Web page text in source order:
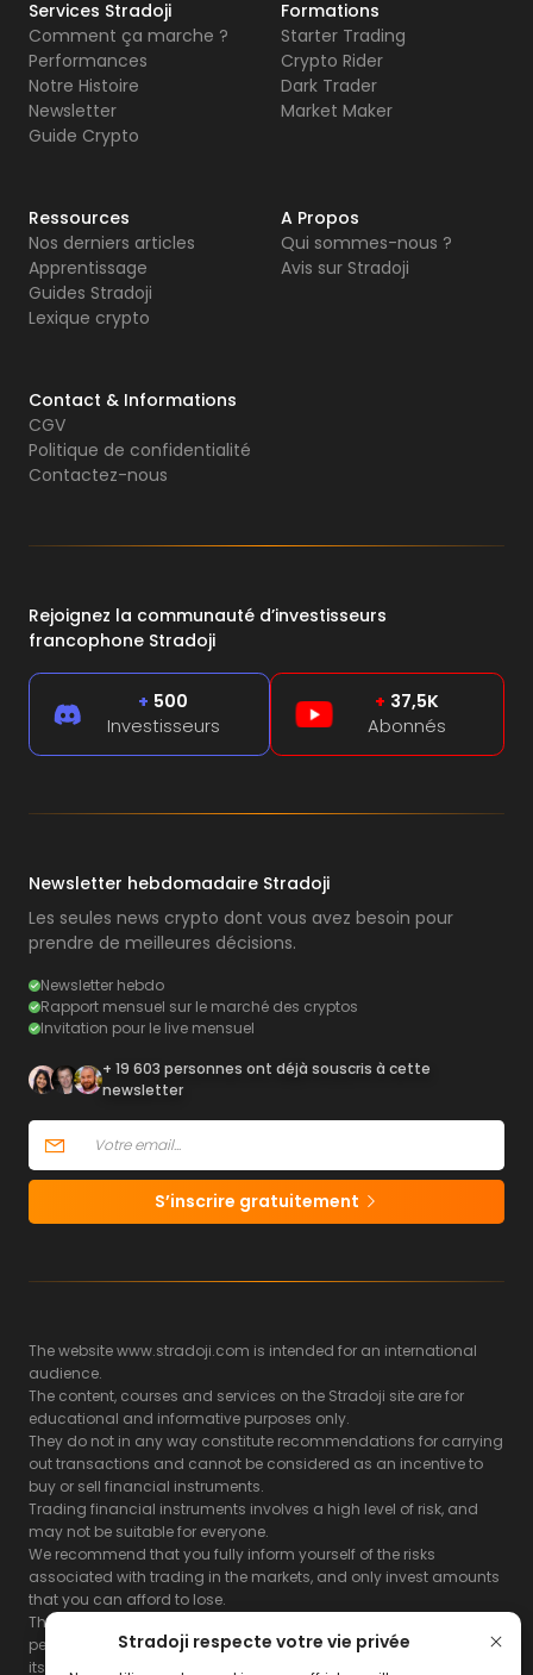
Stradoji respecte votre vie privée
Services Stradoji
Comment ça marche ?
Performances
Notre Histoire
Newsletter
Guide Crypto
Formations
Starter Trading
Crypto Rider
Dark Trader
Market Maker
Ressources
Nos derniers articles
Apprentissage
Guides Stradoji
Lexique crypto
A Propos
Qui sommes-nous ?
Avis sur Stradoji
Contact & Informations
CGV
Politique de confidentialité
Contactez-nous
Rejoignez la communauté d’investisseurs
francophone Stradoji
+ 500
Investisseurs
+ 37,5K
Abonnés
Newsletter hebdomadaire Stradoji
Les seules news crypto dont vous avez besoin pour
prendre de meilleures décisions.
Newsletter hebdo
Rapport mensuel sur le marché des cryptos
Invitation pour le live mensuel
+ 19 603 personnes ont déjà souscris à cette
newsletter
S’inscrire gratuitement
The website www.stradoji.com is intended for an international
audience.
The content, courses and services on the Stradoji site are for
educational and informative purposes only.
They do not in any way constitute recommendations for carrying
out transactions and cannot be considered as an incentive to
buy or sell financial instruments.
Trading financial instruments involves a high level of risk, and
may not be suitable for everyone.
We recommend that you fully inform yourself of the risks
associated with trading in the markets, and only invest amounts
that you can afford to lose.
The Stradoji site does not guarantee the results or the
performance of products based on the information contained on
its site and its servers.